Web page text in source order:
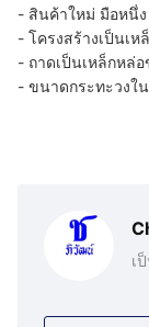
- สินค้าใหม่ มือหนึ่ง
- โครงสร้างเป็นเ
- ถาดเป็นเหล็กหล่
- ขนาดกระทะวงใ
เ